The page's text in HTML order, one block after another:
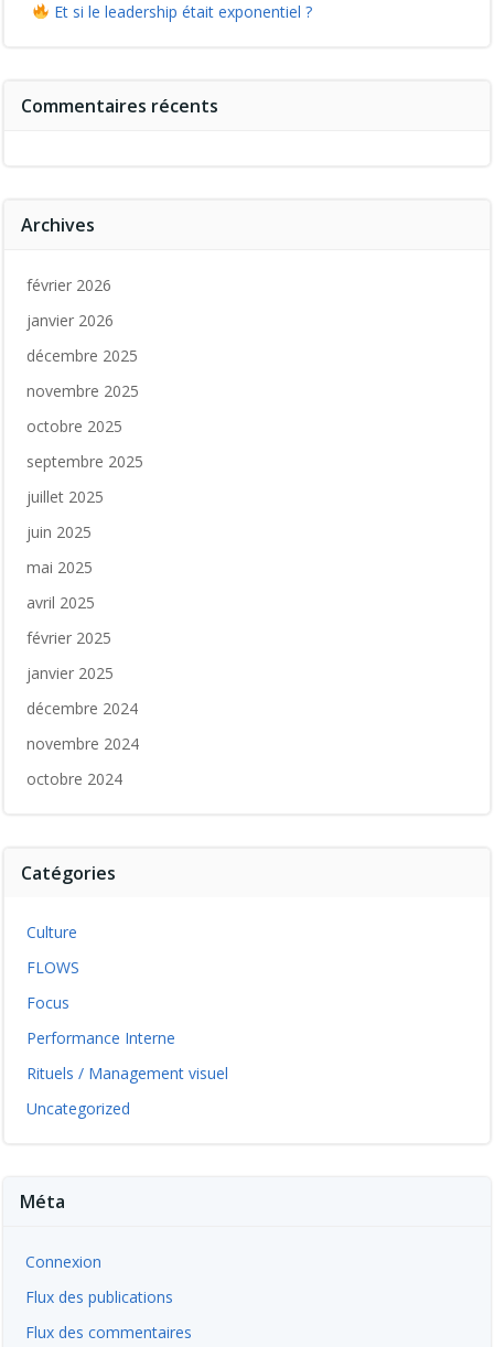
Et si le leadership était exponentiel ?
Commentaires récents
Archives
février 2026
janvier 2026
décembre 2025
novembre 2025
octobre 2025
septembre 2025
juillet 2025
juin 2025
mai 2025
avril 2025
février 2025
janvier 2025
décembre 2024
novembre 2024
octobre 2024
Catégories
Culture
FLOWS
Focus
Performance Interne
Rituels / Management visuel
Uncategorized
Méta
Connexion
Flux des publications
Flux des commentaires